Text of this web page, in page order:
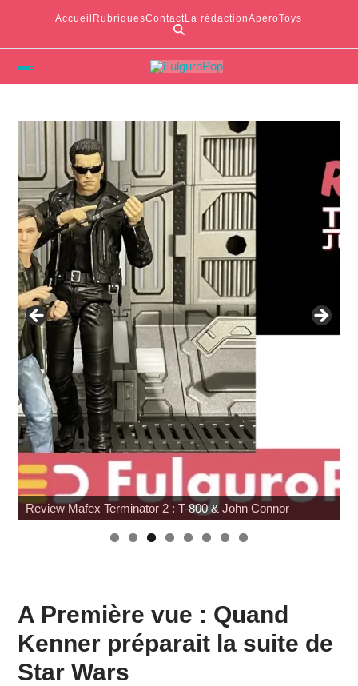
Accueil RubriquesContactLa rédactionApéroToys
SDCC 2026 : Toutes les infos
A Première vue : Quand
Kenner préparait la suite de
Star Wars